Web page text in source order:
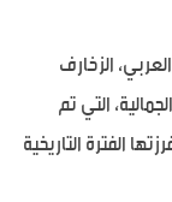
الزخارف
التي تم
الفترة التاريخية